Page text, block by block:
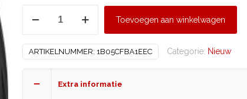
ECO
Toevoegen aan winkelwagen
ARTIKELNUMMER: 1B05CFBA1EEC Categorie: Nieuw
Extra informatie